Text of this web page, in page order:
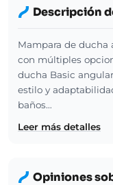
Descripción
Mampara de ducha
con múltiples
ducha Basic
estilo y
baños…
Leer más detalles
Opiniones